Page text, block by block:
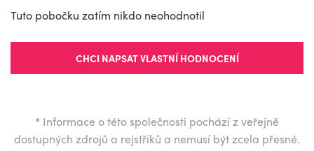
Tuto pobočku zatím nikdo neohodnotil
CHCI NAPSAT VLASTNÍ HODNOCENÍ
* Informace o této společnosti pochází z veřejně
dostupných zdrojů a rejstříků a nemusí být zcela přesné.